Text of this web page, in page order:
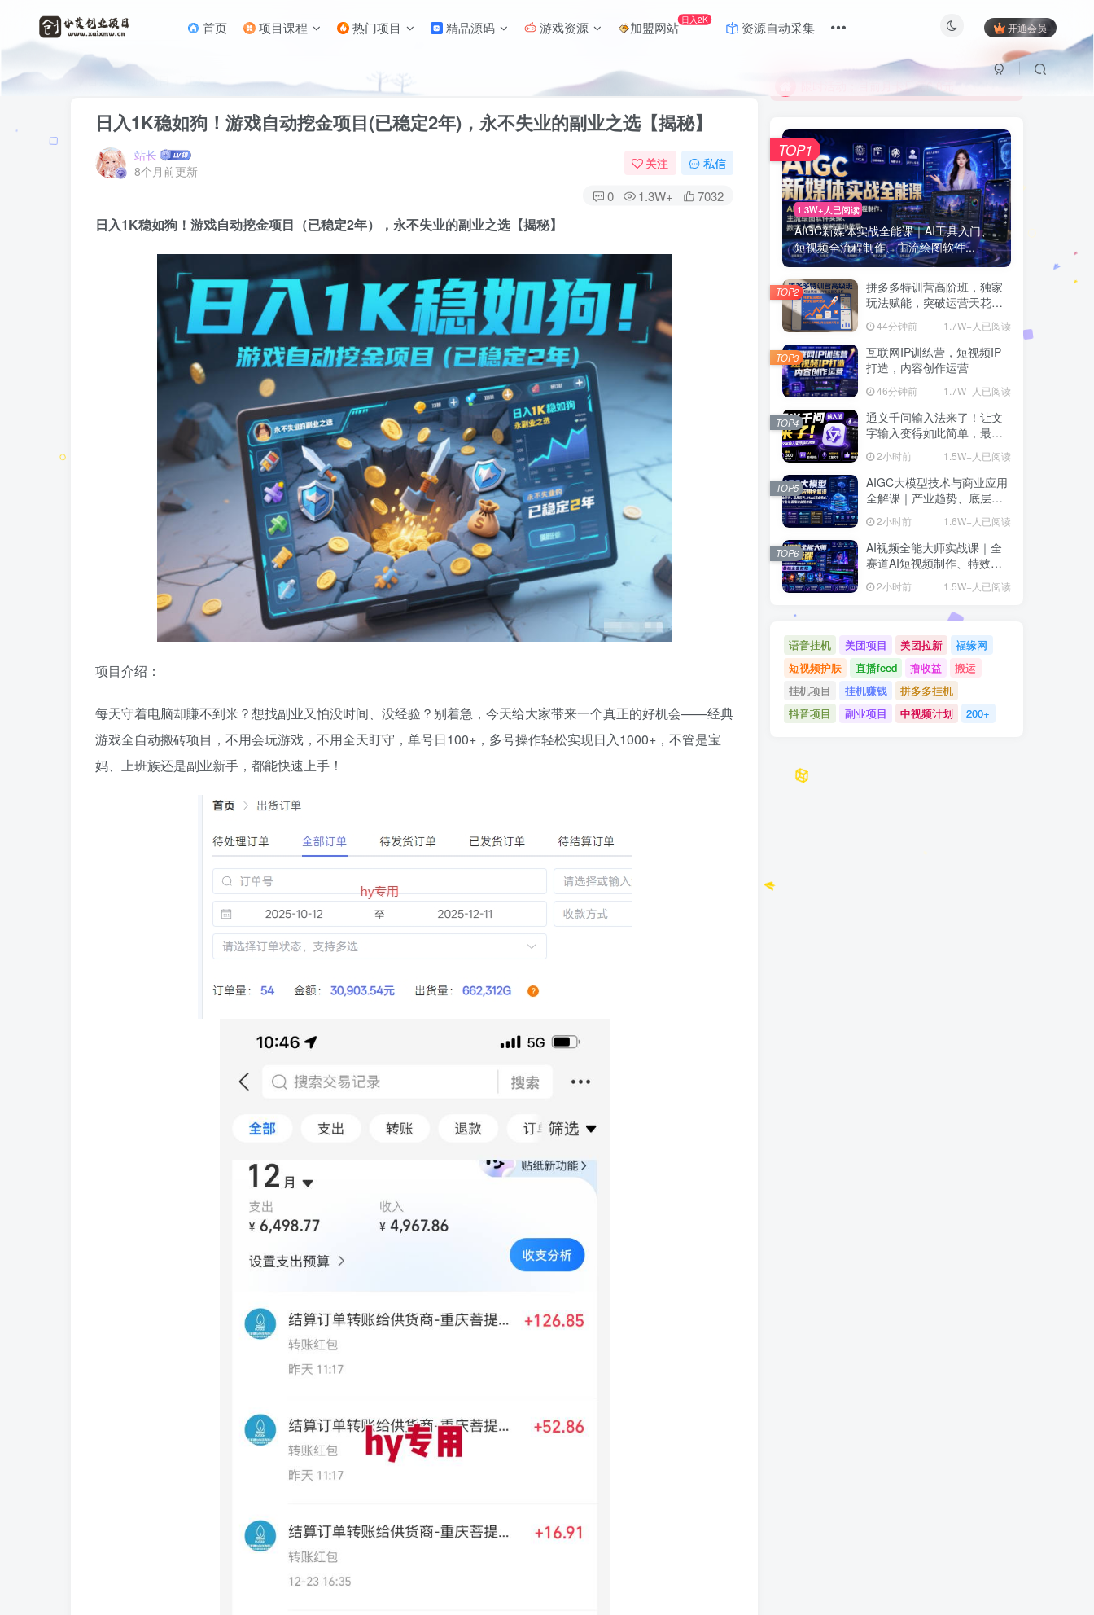
首页 项目课程 热门项目 精品源码 游戏资源 加盟网站 日入2K 资源自动采集 开通会员
首页 搬砖项目 正文
日入1K稳如狗！游戏自动挖金项目(已稳定2年)，永不失业的副业之选【揭秘】
站长
8个月前更新
关注 私信
0 1.3W+ 7032
日入1K稳如狗！游戏自动挖金项目（已稳定2年），永不失业的副业之选【揭秘】
项目介绍：
每天守着电脑却賺不到米？想找副业又怕没时间、没经验？别着急，今天给大家带来一个真正的好机会——经典
游戏全自动搬砖项目，不用会玩游戏，不用全天盯守，单号日100+，多号操作轻松实现日入1000+，不管是宝
妈、上班族还是副业新手，都能快速上手！
限时活动；目前月卡只需6.8元
有问题联系及时联系站长
限时活动；目前月卡只需6.8元
1.3W+人已阅读
AIGC新媒体实战全能课｜AI工具入门、
短视频全流程制作、主流绘图软件...
TOP1
拼多多特训营高阶班，独家
玩法赋能，突破运营天花板
44分钟前 1.7W+人已阅读
TOP2
互联网IP训练营，短视频IP
打造，内容创作运营
46分钟前 1.7W+人已阅读
TOP3
通义千问输入法来了！让文
字输入变得如此简单，最快
300字/分，AI自动润色，说
话秒变工整文字
2小时前 1.5W+人已阅读
TOP4
AIGC大模型技术与商业应用
全解课｜产业趋势、底层架
构、MaaS商业模式、全行业
场景落地实战教程
2小时前 1.6W+人已阅读
TOP5
AI视频全能大师实战课｜全
赛道AI短视频制作、特效创
作、场景变现零基础全套教
程2小时前 1.5W+人已阅读
TOP6
语音挂机 美团项目 美团拉新
福缘网
短视频护肤
直播feed 撸收益
搬运
挂机项目
挂机赚钱
拼多多挂机
抖音项目
副业项目 中视频计划 200+